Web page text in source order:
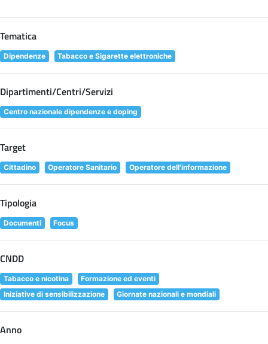
Tematica
Dipendenze Tabacco e Sigarette elettroniche
Dipartimenti/Centri/Servizi
Centro nazionale dipendenze e doping
Target
Cittadino Operatore Sanitario Operatore dell'informazione
Tipologia
Documenti Focus
CNDD
Tabacco e nicotina
Formazione ed eventi
Iniziative di sensibilizzazione
Giornate nazionali e mondiali
Anno